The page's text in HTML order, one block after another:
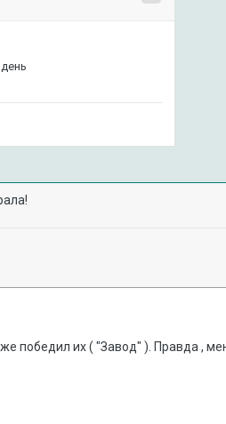
победил их ( "Завод" ). Правда ,